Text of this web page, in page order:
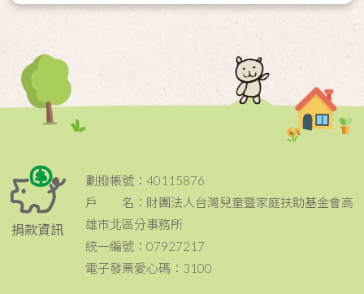
捐款資訊
劃撥帳號：40115876
戶 名：財團法人台灣兒童暨家庭扶助基金會高
雄市北區分事務所
統一編號：07927217
電子發票愛心碼：3100